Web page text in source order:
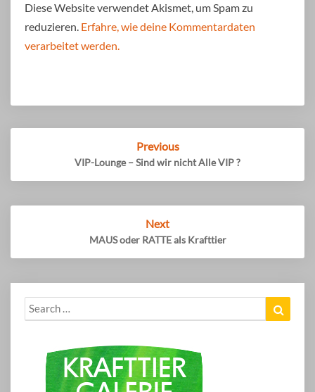
Diese Website verwendet Akismet, um Spam zu
reduzieren. Erfahre, wie deine Kommentardaten
verarbeitet werden.
Post
Previous
VIP-Lounge – Sind wir nicht Alle VIP ?
Next
MAUS oder RATTE als Krafttier
Search
for: